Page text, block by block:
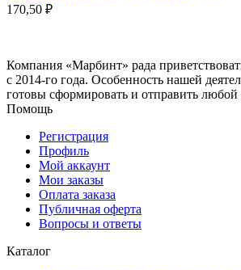
170,50 ₽
Компания «Марбинт» рада
с 2014-го года. Особенность нашей
готовы сформировать и отправить
Помощь
Регистрация
Профиль
Мой аккаунт
Мои заказы
Оплата заказа
Публичная оферта
Вопросы и ответы
Каталог